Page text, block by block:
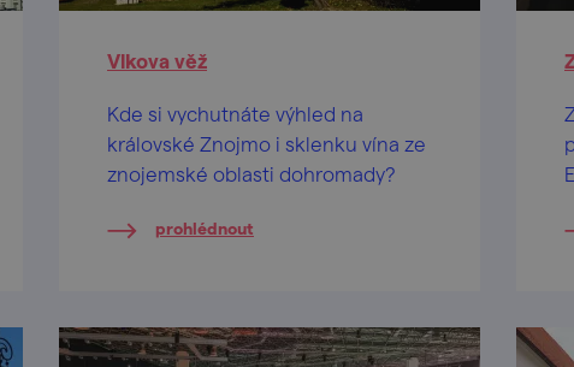
Vlkova věž
Kde si vychutnáte výhled na
královské Znojmo i sklenku vína ze
znojemské oblasti dohromady?
prohlédnout